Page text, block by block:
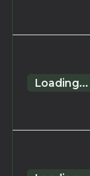
Loading...